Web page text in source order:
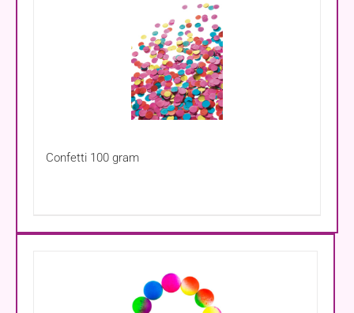
Confetti 100 gram